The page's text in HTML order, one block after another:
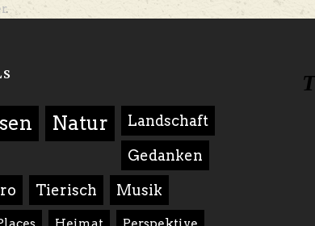
.
Natur Landschaft
Gedanken
Tierisch Musik